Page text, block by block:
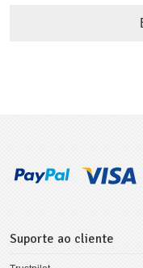
Suporte ao cliente